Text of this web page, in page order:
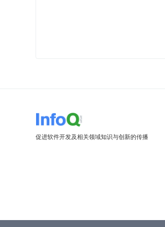
促进软件开发及相关领域知识与创新的传播